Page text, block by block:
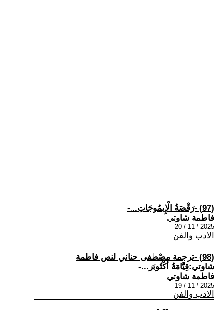
(97) -رَقْصَةُ الْإِيمُوجَاتِ...-
فاطمة شاوتي
2025 / 11 / 20
الادب والفن
(98) -ترجمة مصْطفى حناني لنص فاطمة
شاوتي:قِيَّامَةُ أُكْتُوبَرَ...-
فاطمة شاوتي
2025 / 11 / 19
الادب والفن